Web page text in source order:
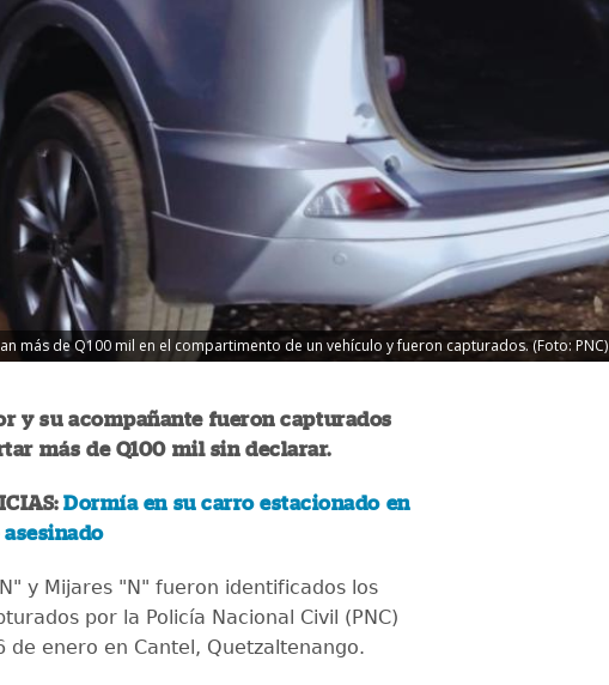
más de Q100 mil en el compartimento de un vehículo y fueron capturados. (Foto: PNC)
y su acompañante fueron capturados
más de Q100 mil sin declarar.
Dormía en su carro estacionado en
y Mijares "N" fueron identificados los
por la Policía Nacional Civil (PNC)
de enero en Cantel, Quetzaltenango.